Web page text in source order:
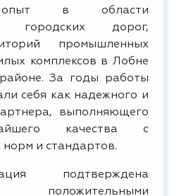
опыт в области
городских дорог,
промышленных
комплексов в Лобне
За годы работы
себя как надежного и
выполняющего
качества с
и стандартов.
подтверждена
положительными